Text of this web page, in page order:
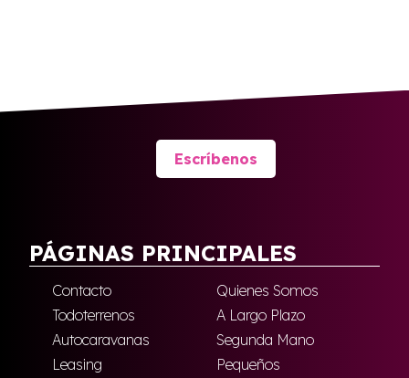
Escríbenos
PÁGINAS PRINCIPALES
Contacto
Quienes Somos
Todoterrenos
A Largo Plazo
Autocaravanas
Segunda Mano
Leasing
Pequeños